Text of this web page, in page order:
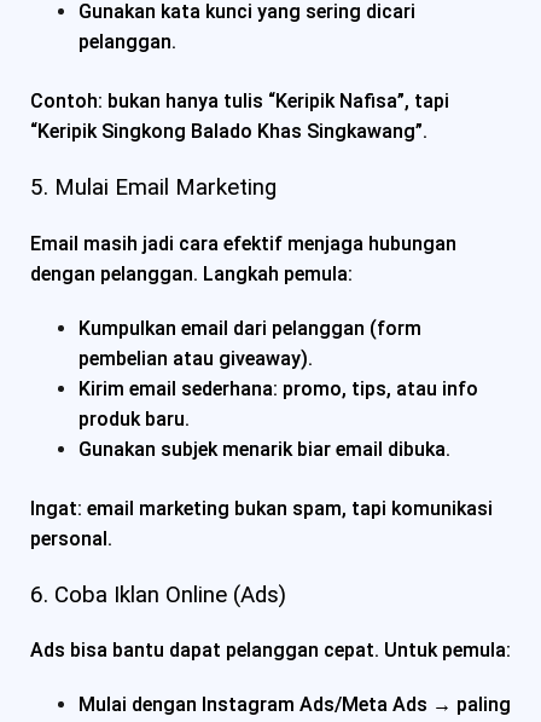
Gunakan kata kunci yang sering dicari
pelanggan.
Contoh: bukan hanya tulis “Keripik Nafisa”, tapi
“Keripik Singkong Balado Khas Singkawang”.
5. Mulai Email Marketing
Email masih jadi cara efektif menjaga hubungan
dengan pelanggan. Langkah pemula:
Kumpulkan email dari pelanggan (form
pembelian atau giveaway).
Kirim email sederhana: promo, tips, atau info
produk baru.
Gunakan subjek menarik biar email dibuka.
Ingat: email marketing bukan spam, tapi komunikasi
personal.
6. Coba Iklan Online (Ads)
Ads bisa bantu dapat pelanggan cepat. Untuk pemula:
Mulai dengan Instagram Ads/Meta Ads → paling